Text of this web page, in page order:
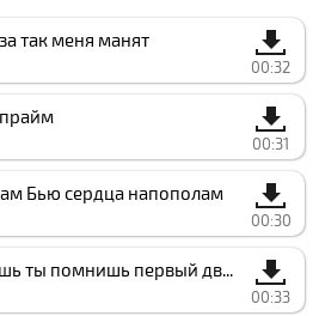
так меня манят
00:32
прайм
00:31
Бью сердца напополам
00:30
Хочешь не хочешь ты помнишь первый двор
00:33